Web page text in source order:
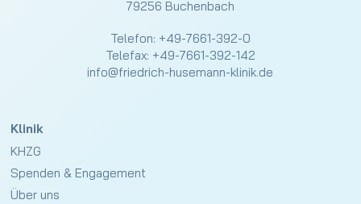
79256 Buchenbach
Telefon: +49-7661-392-0
Telefax: +49-7661-392-142
info@friedrich-husemann-klinik.de
Klinik
KHZG
Spenden & Engagement
Über uns